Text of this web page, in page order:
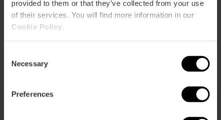
provided to them or that they’ve collected from your use
of their services. You will find more information in our
Cookie Policy
Selection
Necessary
Preferences